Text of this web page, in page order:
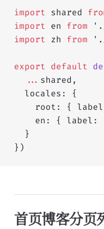
import shared
import en from
import zh from
export default
  ...
shared,
  locales: {
root: {
    en: { label:
  }
})
首页博客分页